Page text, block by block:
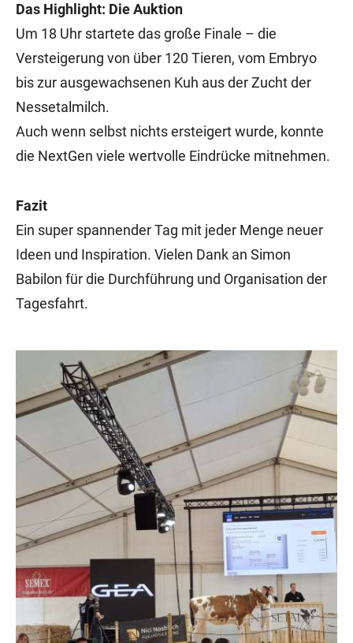
Das Highlight: Die Auktion
Um 18 Uhr startete das große Finale – die
Versteigerung von über 120 Tieren, vom Embryo
bis zur ausgewachsenen Kuh aus der Zucht der
Nessetalmilch.
Auch wenn selbst nichts ersteigert wurde, konnte
die NextGen viele wertvolle Eindrücke mitnehmen.
Fazit
Ein super spannender Tag mit jeder Menge neuer
Ideen und Inspiration. Vielen Dank an Simon
Babilon für die Durchführung und Organisation der
Tagesfahrt.